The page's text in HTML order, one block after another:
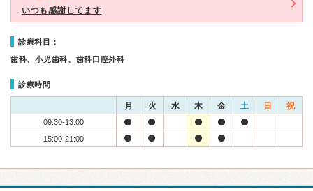
いつも感謝してます
診療科目：
歯科、小児歯科、歯科口腔外科
診療時間
月 火 水 木 金 土 日 祝
09:30-13:00
15:00-21:00